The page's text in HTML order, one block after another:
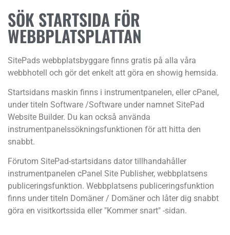
SÖK STARTSIDA FÖR
WEBBPLATSPLATTAN
SitePads webbplatsbyggare finns gratis på alla våra
webbhotell och gör det enkelt att göra en showig hemsida.
Startsidans maskin finns i instrumentpanelen, eller cPanel,
under titeln Software /Software under namnet SitePad
Website Builder. Du kan också använda
instrumentpanelssökningsfunktionen för att hitta den
snabbt.
Förutom SitePad-startsidans dator tillhandahåller
instrumentpanelen cPanel Site Publisher, webbplatsens
publiceringsfunktion. Webbplatsens publiceringsfunktion
finns under titeln Domäner / Domäner och låter dig snabbt
göra en visitkortssida eller "Kommer snart" -sidan.